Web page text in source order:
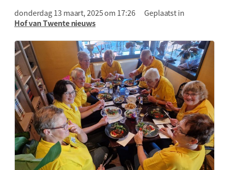
donderdag 13 maart, 2025 om 17:26
Geplaatst in
Hof van Twente nieuws